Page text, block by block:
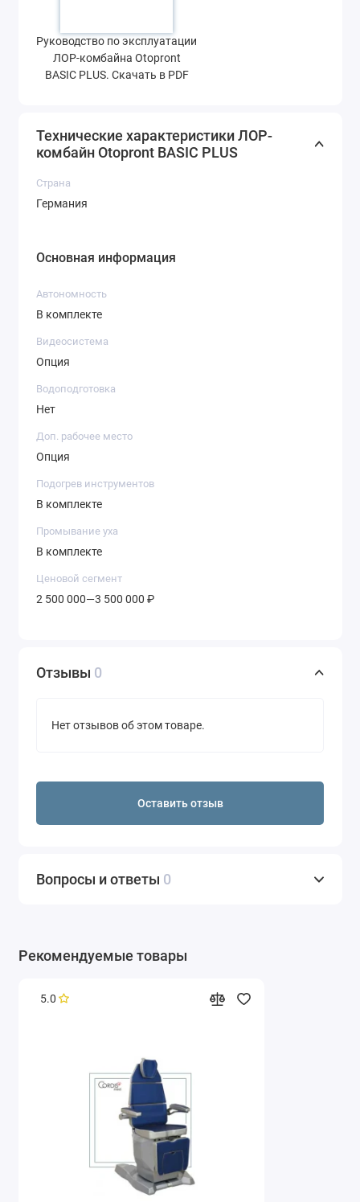
Руководство по эксплуатации
ЛОР-комбайна Otopront
BASIC PLUS. Скачать в PDF
Технические характеристики ЛОР-
комбайн Otopront BASIC PLUS
Страна
Германия
Основная информация
Автономность
В комплекте
Видеосистема
Опция
Водоподготовка
Нет
Доп. рабочее место
Опция
Подогрев инструментов
В комплекте
Промывание уха
В комплекте
Ценовой сегмент
2 500 000—3 500 000 ₽
Отзывы 0
Нет отзывов об этом товаре.
Оставить отзыв
Вопросы и ответы 0
Рекомендуемые товары
5.0